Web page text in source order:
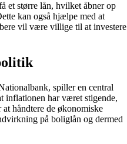
et større lån, hvilket åbner op
kan også hjælpe med at
vil være villige til at investere
spiller en central
inflationen har været stigende,
håndtere de økonomiske
på boliglån og dermed